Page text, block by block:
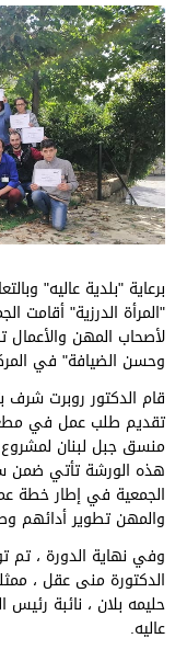
"المرأة الدرزية" أقامت
لأصحاب المهن والأعمال
وحسن الضيافة" في
قام الدكتور روبرت شرف
تقديم طلب عمل في
منسق جبل لبنان
هذه الورشة تأتي ضمن
الجمعية في إطار خطة
والمهن تطوير أدائهم
وفي نهاية الدورة ، تم
الدكتورة منى عقل ،
حليمه بلان ، نائبة رئيس
عاليه.